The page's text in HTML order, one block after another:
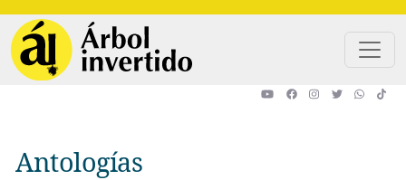
Antologías